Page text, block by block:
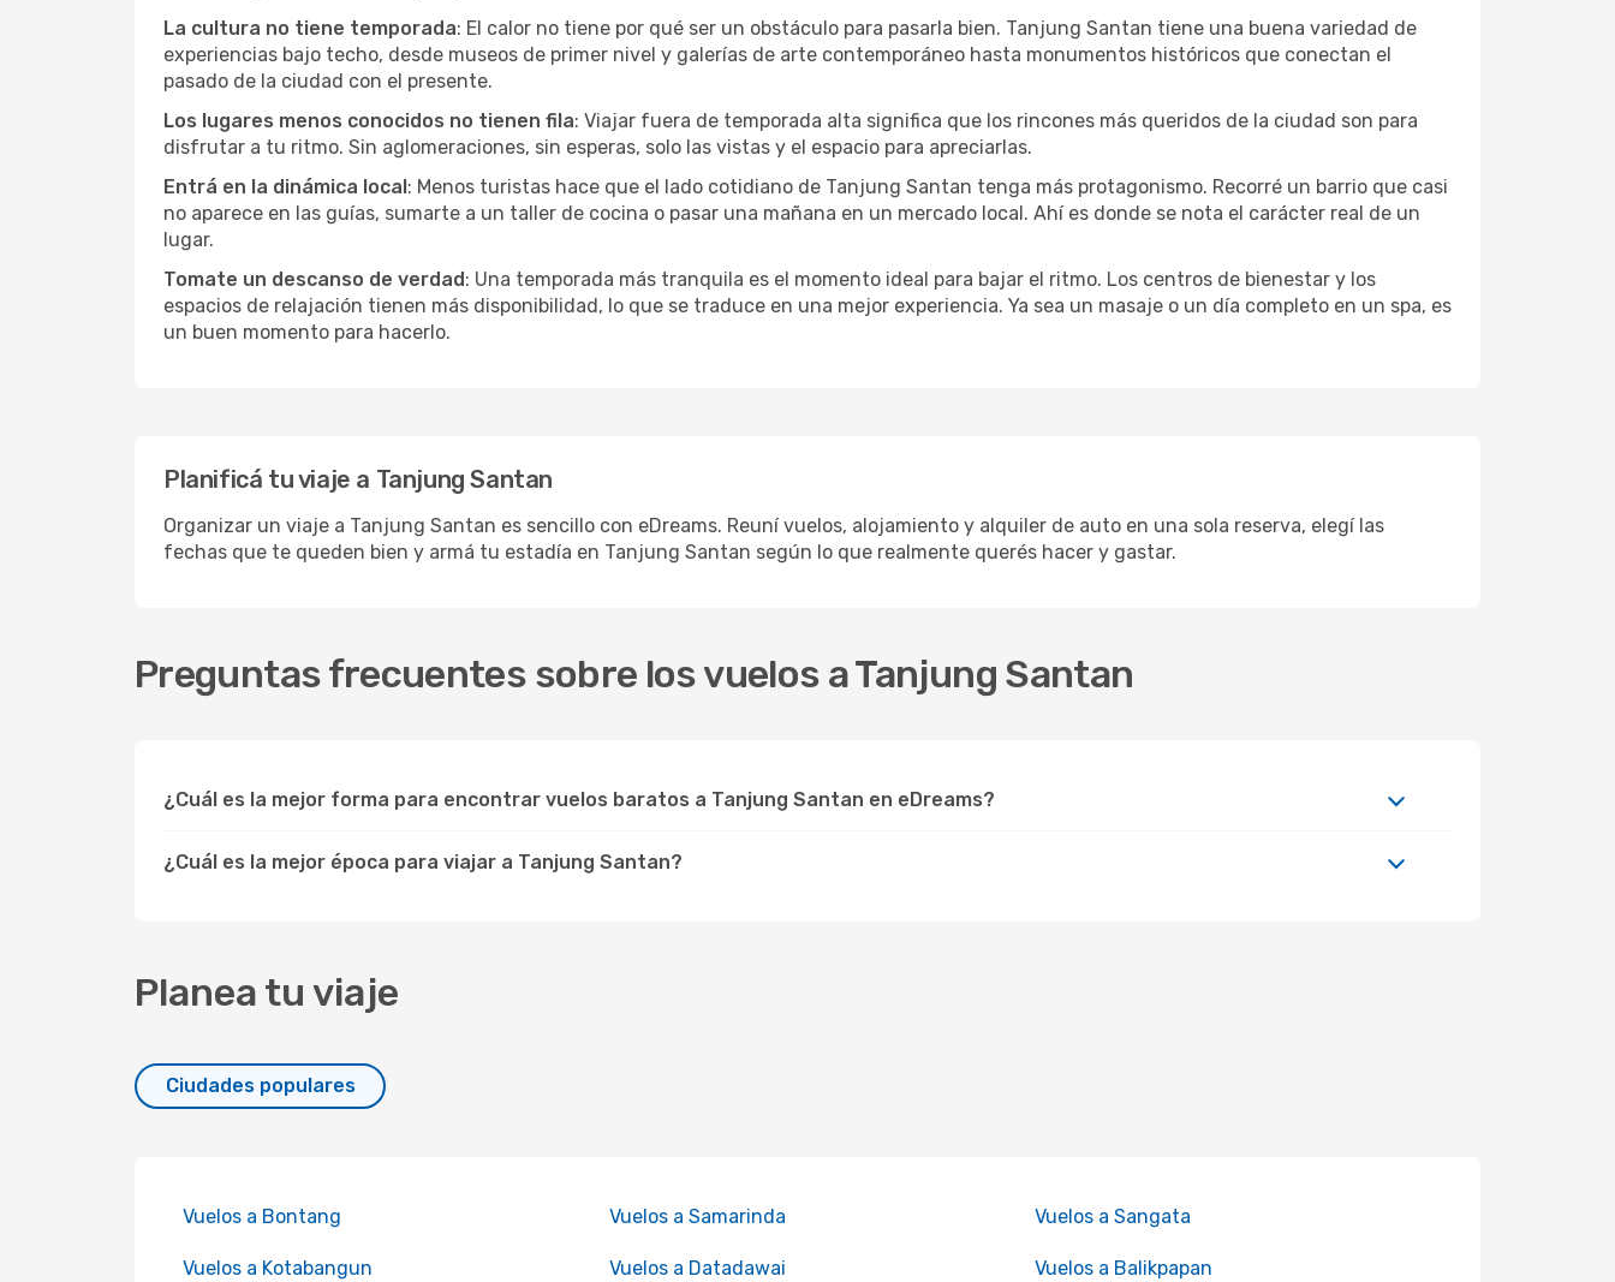
La cultura no tiene temporada: El calor no tiene por qué ser un obstáculo para pasarla bien. Tanjung Santan tiene una buena variedad de
experiencias bajo techo, desde museos de primer nivel y galerías de arte contemporáneo hasta monumentos históricos que conectan el
pasado de la ciudad con el presente.
Los lugares menos conocidos no tienen fila: Viajar fuera de temporada alta significa que los rincones más queridos de la ciudad son para
disfrutar a tu ritmo. Sin aglomeraciones, sin esperas, solo las vistas y el espacio para apreciarlas.
Entrá en la dinámica local: Menos turistas hace que el lado cotidiano de Tanjung Santan tenga más protagonismo. Recorré un barrio que casi
no aparece en las guías, sumarte a un taller de cocina o pasar una mañana en un mercado local. Ahí es donde se nota el carácter real de un
lugar.
Tomate un descanso de verdad: Una temporada más tranquila es el momento ideal para bajar el ritmo. Los centros de bienestar y los
espacios de relajación tienen más disponibilidad, lo que se traduce en una mejor experiencia. Ya sea un masaje o un día completo en un spa, es
un buen momento para hacerlo.
Planificá tu viaje a Tanjung Santan
Organizar un viaje a Tanjung Santan es sencillo con eDreams. Reuní vuelos, alojamiento y alquiler de auto en una sola reserva, elegí las
fechas que te queden bien y armá tu estadía en Tanjung Santan según lo que realmente querés hacer y gastar.
Preguntas frecuentes sobre los vuelos a Tanjung Santan
¿Cuál es la mejor forma para encontrar vuelos baratos a Tanjung Santan en eDreams?
¿Cuál es la mejor época para viajar a Tanjung Santan?
Planea tu viaje
Ciudades populares
Vuelos a Bontang Vuelos a Samarinda Vuelos a Sangata
Vuelos a Kotabangun Vuelos a Datadawai Vuelos a Balikpapan